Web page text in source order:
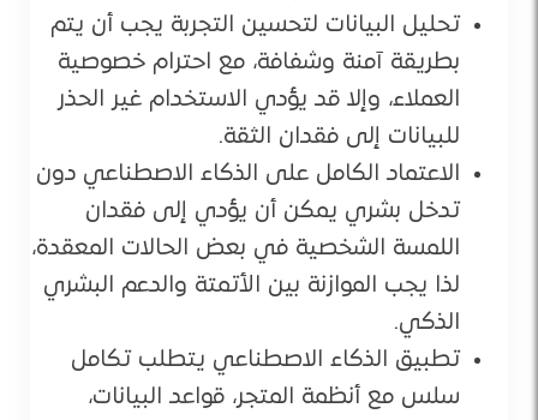
تحليل البيانات لتحسين التجربة يجب أن يتم
بطريقة آمنة وشفافة، مع احترام خصوصية
العملاء، وإلا قد يؤدي الاستخدام غير الحذر
للبيانات إلى فقدان الثقة.
الاعتماد الكامل على الذكاء الاصطناعي دون
تدخل بشري يمكن أن يؤدي إلى فقدان
اللمسة الشخصية في بعض الحالات المعقدة،
لذا يجب الموازنة بين الأتمتة والدعم البشري
الذكي.
تطبيق الذكاء الاصطناعي يتطلب تكامل
سلس مع أنظمة المتجر، قواعد البيانات،